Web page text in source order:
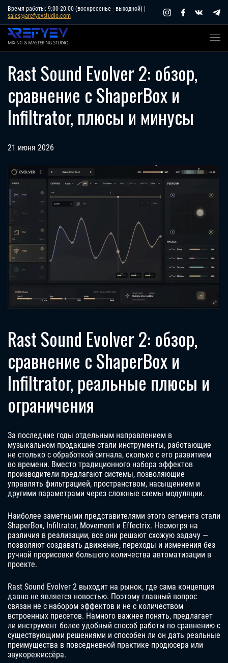
Skip
content
Время работы: 9:00-20:00 (воскресенье - выходной) |
sales@arefyevstudio.com
Rast Sound Evolver 2: обзор,
сравнение с ShaperBox и
Infiltrator, плюсы и минусы
21 июня 2026
Rast Sound Evolver 2: обзор,
сравнение с ShaperBox и
Infiltrator, реальные плюсы и
ограничения
За последние годы отдельным направлением в
музыкальном продакшне стали инструменты, работающие
не столько с обработкой сигнала, сколько с его развитием
во времени. Вместо традиционного набора эффектов
производители предлагают системы, позволяющие
управлять фильтрацией, пространством, насыщением и
другими параметрами через сложные схемы модуляции.
Наиболее заметными представителями этого сегмента стали
ShaperBox, Infiltrator, Movement и Effectrix. Несмотря на
различия в реализации, все они решают схожую задачу —
позволяют создавать движение, переходы и изменения без
ручной прорисовки большого количества автоматизации в
проекте.
Rast Sound Evolver 2 выходит на рынок, где сама концепция
давно не является новостью. Поэтому главный вопрос
связан не с набором эффектов и не с количеством
встроенных пресетов. Намного важнее понять, предлагает
ли инструмент более удобный способ работы по сравнению с
существующими решениями и способен ли он дать реальные
преимущества в повседневной практике продюсера или
звукорежиссёра.